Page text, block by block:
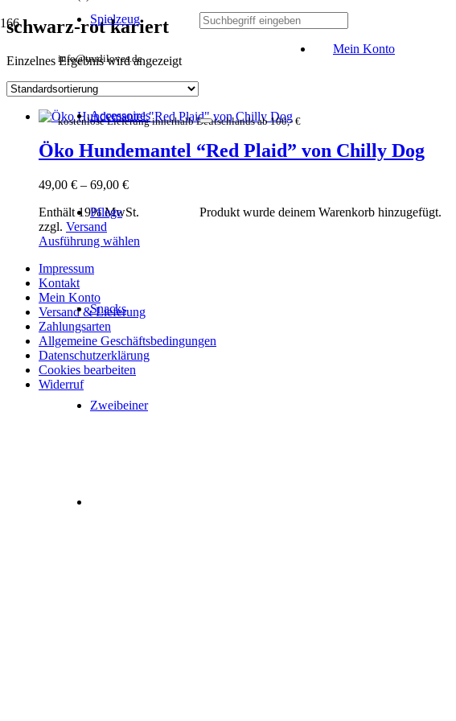
info@trudiloves.de
kostenlose Lieferung innerhalb Deutschlands ab 100,- €
Mein Konto
Spielzeug
Accessoires
Pflege
Snacks
Zweibeiner
Produkt wurde deinem Warenkorb hinzugefügt.
schwarz-rot kariert
Einzelnes Ergebnis wird angezeigt
Öko Hundemantel “Red Plaid” von Chilly Dog
49,00 € – 69,00 €Preisspanne:
bis
Enthält 19% MwSt.
zzgl. Versand
Ausführung wählen
auf.
Optionen
können
gewählt
Impressum
Kontakt
Mein Konto
Versand & Lieferung
Zahlungsarten
Allgemeine Geschäftsbedingungen
Datenschutzerklärung
Cookies bearbeiten
Widerruf